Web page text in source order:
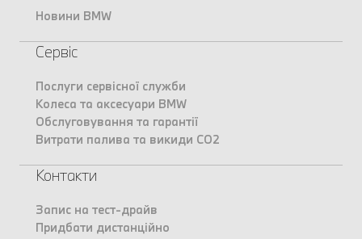
Новини BMW
Сервіс
Послуги сервісної служби
Колеса та аксесуари BMW
Обслуговування та гарантії
Витрати палива та викиди CO2
Контакти
Запис на тест-драйв
Придбати дистанційно